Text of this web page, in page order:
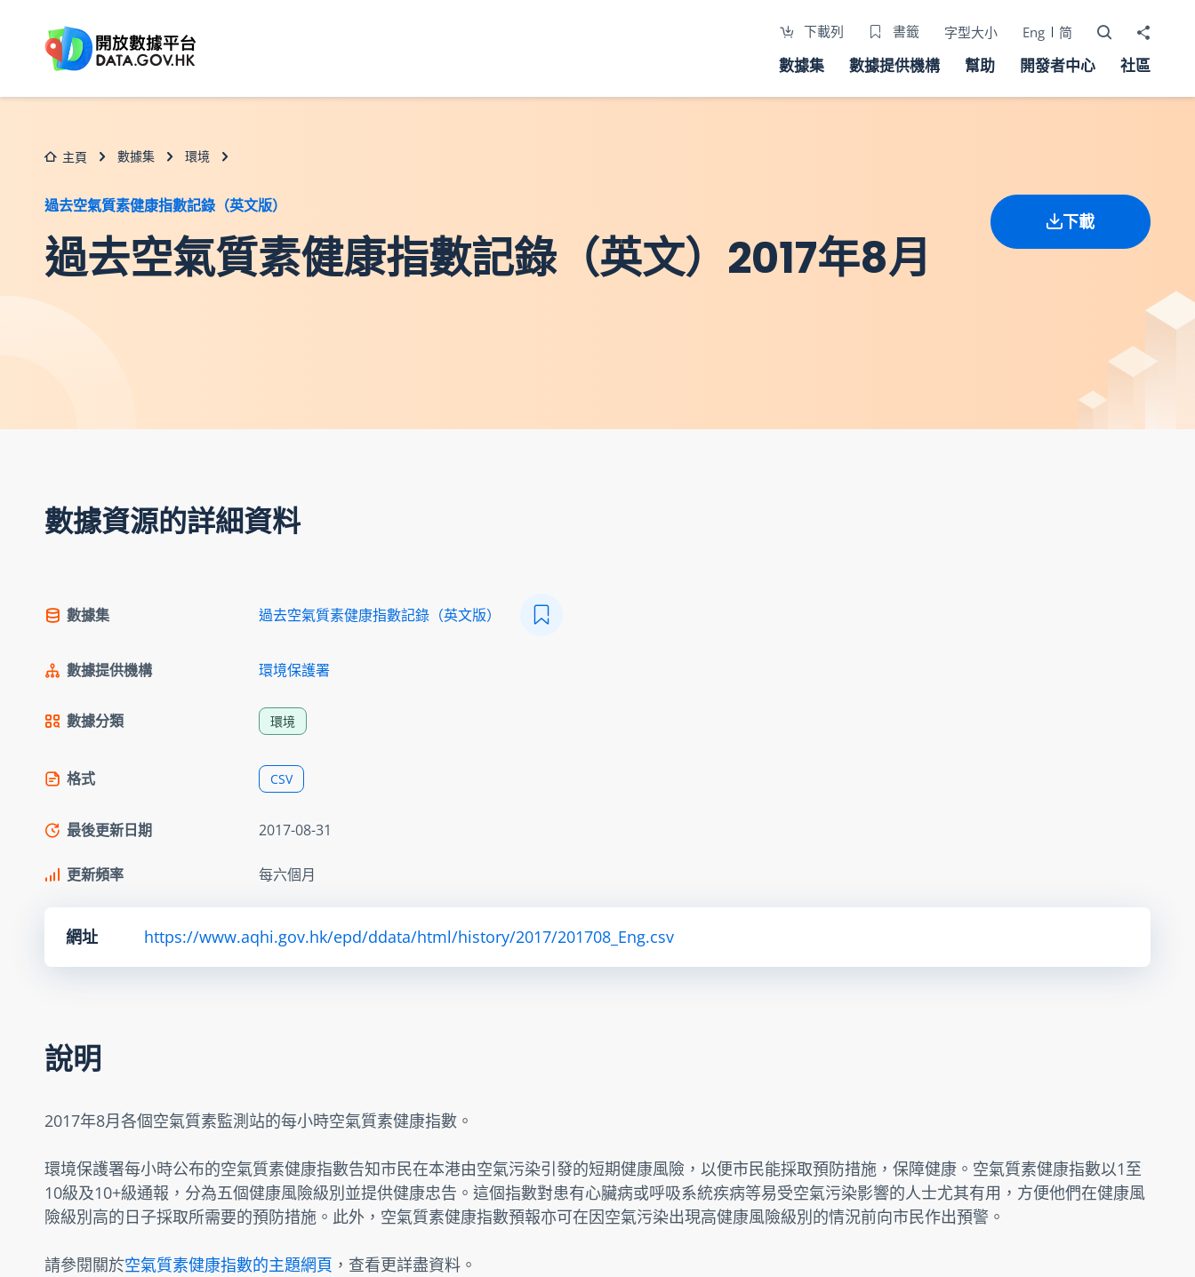
下載列 書籤 字型大小 Eng 简 打開搜尋器
分享至
數據集 數據提供機構 幫助 開發者中心 社區
主頁 數據集 環境
過去空氣質素健康指數記錄（英文版）
過去空氣質素健康指數記錄（英文）2017年8月
下載
數據資源的詳細資料
數據集 過去空氣質素健康指數記錄（英文版）
數據提供機構 環境保護署
數據分類 環境
格式 CSV
最後更新日期 2017-08-31
更新頻率 每六個月
網址 https://www.aqhi.gov.hk/epd/ddata/html/history/2017/201708_Eng.csv
說明
2017年8月各個空氣質素監測站的每小時空氣質素健康指數。
環境保護署每小時公布的空氣質素健康指數告知市民在本港由空氣污染引發的短期健康風險，以便市民能採取預防措施，保障健康。空氣質素健康指數以1至
10級及10+級通報，分為五個健康風險級別並提供健康忠告。這個指數對患有心臟病或呼吸系統疾病等易受空氣污染影響的人士尤其有用，方便他們在健康風
險級別高的日子採取所需要的預防措施。此外，空氣質素健康指數預報亦可在因空氣污染出現高健康風險級別的情況前向市民作出預警。
請參閱關於空氣質素健康指數的主題網頁 ，查看更詳盡資料。